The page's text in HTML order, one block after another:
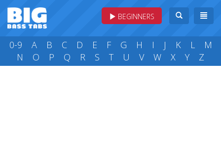
BEGINNERS
0-9 A B C D E F G H I J K L
M
N
O P Q R S T U V W X Y Z